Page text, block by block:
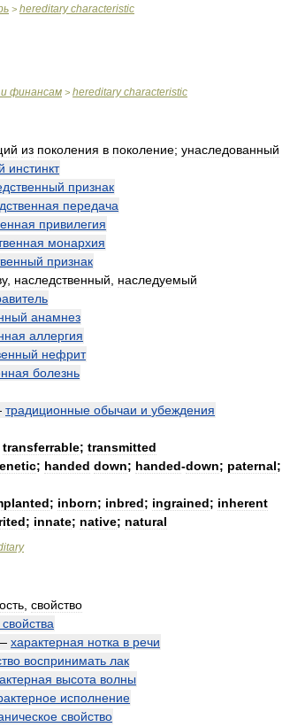
> hereditary characteristic
и финансам > hereditary characteristic
из поколения в поколение; унаследованный
инстинкт
признак
передача
привилегия
монархия
признак
, наследственный
наследуемый
анамнез
аллергия
нефрит
болезнь
традиционные обычаи и убеждения
transferrable; transmitted
; handed down; handed-down; paternal;
; inborn; inbred; ingrained; inherent
; innate; native; natural
свойство
свойства
характерная нотка в речи
воспринимать лак
высота волны
исполнение
свойство